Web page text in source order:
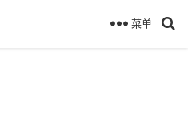
菜单